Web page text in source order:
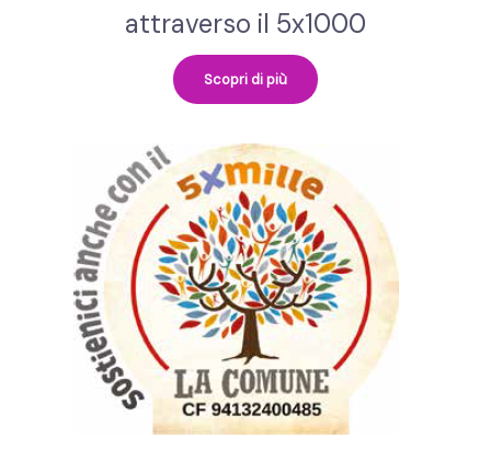
attraverso il 5x1000
Scopri di più